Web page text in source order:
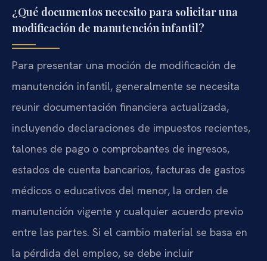
¿Qué documentos necesito para solicitar una
modificación de manutención infantil?
Para presentar una moción de modificación de
manutención infantil, generalmente se necesita
reunir documentación financiera actualizada,
incluyendo declaraciones de impuestos recientes,
talones de pago o comprobantes de ingresos,
estados de cuenta bancarios, facturas de gastos
médicos o educativos del menor, la orden de
manutención vigente y cualquier acuerdo previo
entre las partes. Si el cambio material se basa en
la pérdida del empleo, se debe incluir